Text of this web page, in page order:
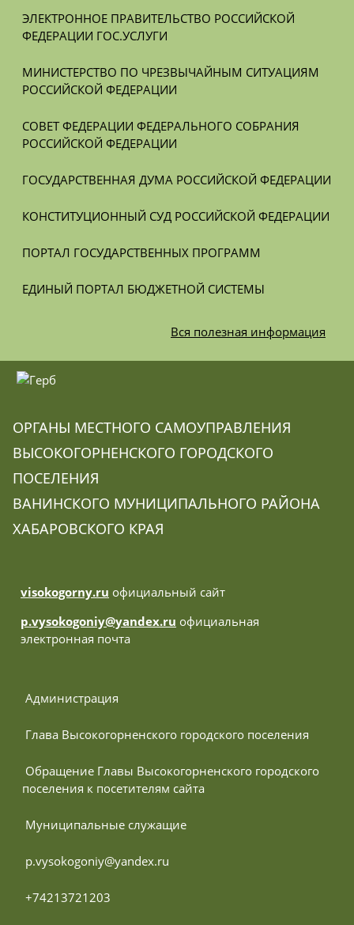
ЭЛЕКТРОННОЕ ПРАВИТЕЛЬСТВО РОССИЙСКОЙ
ФЕДЕРАЦИИ ГОС.УСЛУГИ
МИНИСТЕРСТВО ПО ЧРЕЗВЫЧАЙНЫМ СИТУАЦИЯМ
РОССИЙСКОЙ ФЕДЕРАЦИИ
СОВЕТ ФЕДЕРАЦИИ ФЕДЕРАЛЬНОГО СОБРАНИЯ
РОССИЙСКОЙ ФЕДЕРАЦИИ
ГОСУДАРСТВЕННАЯ ДУМА РОССИЙСКОЙ ФЕДЕРАЦИИ
КОНСТИТУЦИОННЫЙ СУД РОССИЙСКОЙ ФЕДЕРАЦИИ
ПОРТАЛ ГОСУДАРСТВЕННЫХ ПРОГРАММ
ЕДИНЫЙ ПОРТАЛ БЮДЖЕТНОЙ СИСТЕМЫ
Вся полезная информация
ОРГАНЫ МЕСТНОГО САМОУПРАВЛЕНИЯ
ВЫСОКОГОРНЕНСКОГО ГОРОДСКОГО
ПОСЕЛЕНИЯ
ВАНИНСКОГО МУНИЦИПАЛЬНОГО РАЙОНА
ХАБАРОВСКОГО КРАЯ
visokogorny.ru официальный сайт
p.vysokogoniy@yandex.ru официальная
электронная почта
Администрация
Глава Высокогорненского городского поселения
поселения к посетителям сайта
Муниципальные служащие
p.vysokogoniy@yandex.ru
+74213721203